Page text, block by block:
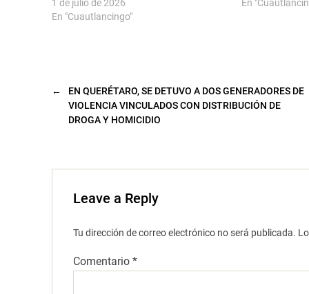
v
a
)
e
n
u
n
a
n
u
1 de julio de 2026
En "Cuautlancingo"
En
←
EN QUERÉTARO, SE DETUVO A DOS GENERADORES DE
VIOLENCIA VINCULADOS CON DISTRIBUCIÓN DE
DROGA Y HOMICIDIO
Leave a Reply
Tu dirección de correo electrónico no será publicada.
Comentario *